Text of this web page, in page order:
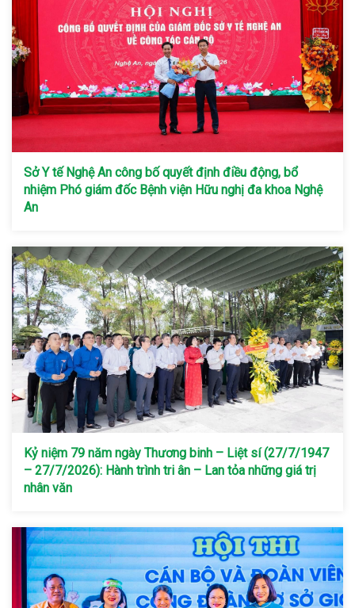
Sở Y tế Nghệ An công bố quyết định điều động, bổ
nhiệm Phó giám đốc Bệnh viện Hữu nghị đa khoa Nghệ
An
Kỷ niệm 79 năm ngày Thương binh – Liệt sí (27/7/1947
– 27/7/2026): Hành trình tri ân – Lan tỏa những giá trị
nhân văn